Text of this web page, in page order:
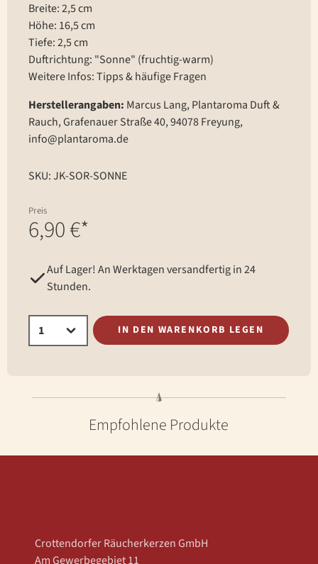
Breite: 2,5 cm
Höhe: 16,5 cm
Tiefe: 2,5 cm
Duftrichtung: "Sonne" (fruchtig-warm)
Weitere Infos:Tipps & häufige Fragen
Herstellerangaben: Marcus Lang, Plantaroma Duft &
Rauch, Grafenauer Straße 40, 94078 Freyung,
info@plantaroma.de
SKU: JK-SOR-SONNE
Preis
6,90 €*
Auf Lager! An Werktagen versandfertig in 24
Stunden.
IN DEN WARENKORB LEGEN
Empfohlene Produkte
Crottendorfer Räucherkerzen GmbH
Am Gewerbegebiet 11